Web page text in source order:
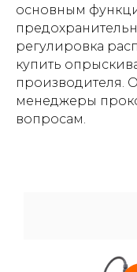
основным
регулировка
купить
производителя.
менеджеры
вопросам.